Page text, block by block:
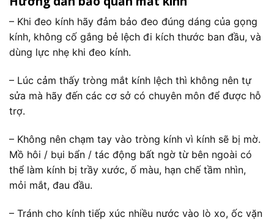
– Khi đeo kính hãy đảm bảo đeo đúng dáng của gọng
kính, không cố gắng bẻ lệch đi kích thước ban đầu, và
dùng lực nhẹ khi đeo kính.
– Lúc cảm thấy tròng mắt kính lệch thì không nên tự
sửa mà hãy đến các cơ sở có chuyên môn để được hỗ
trợ.
– Không nên chạm tay vào tròng kính vì kính sẽ bị mờ.
Mồ hôi / bụi bẩn / tác động bất ngờ từ bên ngoài có
thể làm kính bị trầy xước, ố màu, hạn chế tầm nhìn,
mỏi mắt, đau đầu.
– Tránh cho kính tiếp xúc nhiều nước vào lò xo, ốc vặn